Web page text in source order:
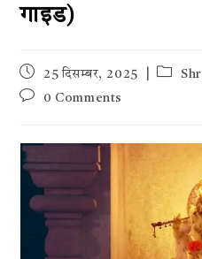
गाइड)
Post
published:
25 दिसम्बर, 2025
Post
Post0 Comments